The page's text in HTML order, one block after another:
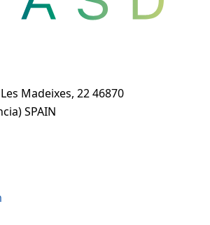
Madeixes, 22 46870
SPAIN